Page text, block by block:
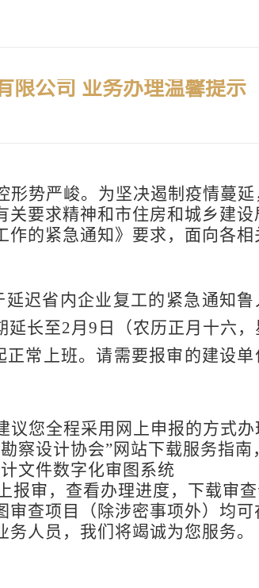
限公司 业务办理温馨提示
形势严峻。为坚决遏制疫情蔓延
要求精神和市住房和城乡建设
作的紧急通知》要求，面向各相
迟省内企业复工的紧急通知鲁
长至2月9日（农历正月十六，
常上班。请需要报审的建设单
议您全程采用网上申报的方式办
察设计协会”网站下载服务指南
文件数字化审图系统
报审，查看办理进度，下载审
查项目（除涉密事项外）均可
人员，我们将竭诚为您服务。